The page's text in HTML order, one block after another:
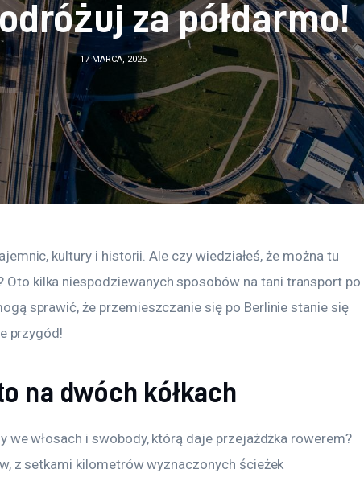
za półdarmo!
17 MARCA, 2025
kultury i historii. Ale czy wiedziałeś, że można tu
Oto kilka niespodziewanych sposobów na tani transport po
sprawić, że przemieszczanie się po Berlinie stanie się
przygód!
na dwóch kółkach
we włosach i swobody, którą daje przejażdżka rowerem?
z setkami kilometrów wyznaczonych ścieżek